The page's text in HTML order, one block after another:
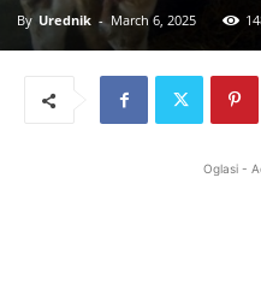
By Urednik - March 6, 2025
Oglasi -